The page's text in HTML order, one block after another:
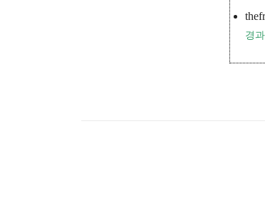
경